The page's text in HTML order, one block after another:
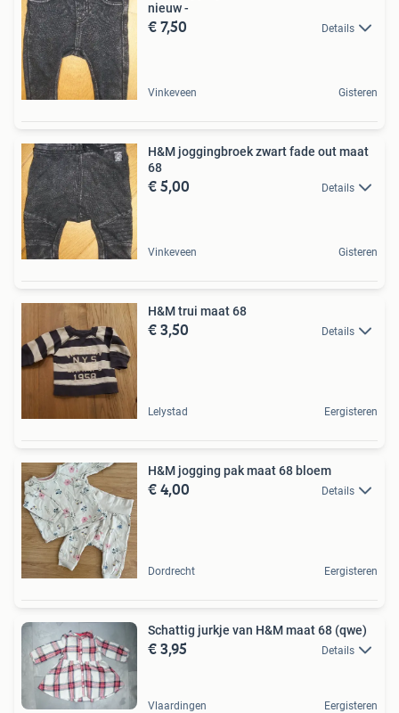
nieuw -
€ 7,50 Details
Vinkeveen Gisteren
H&M joggingbroek zwart fade out maat
68
€ 5,00 Details
Vinkeveen Gisteren
H&M trui maat 68
€ 3,50 Details
Lelystad Eergisteren
H&M jogging pak maat 68 bloem
€ 4,00 Details
Dordrecht Eergisteren
Schattig jurkje van H&M maat 68 (qwe)
€ 3,95 Details
Vlaardingen Eergisteren